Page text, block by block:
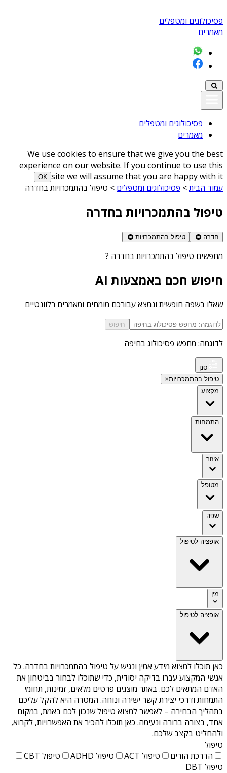
פסיכולוגים ומטפלים
מאמרים
פסיכולוגים ומטפלים
מאמרים
We use cookies to ensure that we give you the best
experience on our website. If you continue to use this
site we will assume that you are happy with it
ОК
עמוד הבית> פסיכולוגים ומטפלים > טיפול בהתמכרויות בחדרה
טיפול בהתמכרויות בחדרה
חדרה טיפול בהתמכרויות
מחפשים טיפול בהתמכרויות בחדרה ?
חיפוש חכם באמצעות AI
שאלו בשפה חופשית ונמצא עבורכם מומחים ומאמרים רלוונטיים
חיפוש
לדוגמה: מחפש פסיכולוג בחיפה
סנן
טיפול בהתמכרויות×
מקצוע
התמחות
איזור
מטופל
שפה
אופציה לטיפול
מין
אופציה לטיפול
כאן תוכלו למצוא מידע אמין ונגיש על טיפול בהתמכרויות בחדרה. כל
אנשי המקצוע עברו בדיקה יסודית, כדי שתוכלו לבחור בביטחון את
האדם המתאים לכם. באתר מוצגים פרטים מלאים, זמינות, תחומי
התמחות ודרכי יצירת קשר ישירה ונוחה. המטרה היא להקל עליכם
בתהליך הבחירה – לאפשר למצוא טיפול שנכון לכם באמת, במקום
אחד, בצורה ברורה ונעימה. כאן תוכלו להכיר את האפשרויות, לקרוא,
ולהחליט בקצב שלכם.
טיפול
הדרכת הורים
טיפול ACT טיפול ADHD
טיפול CBT
טיפול DBT